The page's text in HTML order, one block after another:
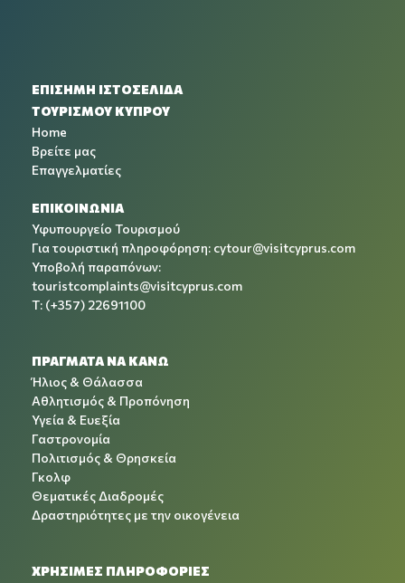
ΕΠΙΣΗΜΗ ΙΣΤΟΣΕΛΙΔΑ
ΤΟΥΡΙΣΜΟΥ ΚΥΠΡΟΥ
Home
Βρείτε μας
Επαγγελματίες
ΕΠΙΚΟΙΝΩΝΙΑ
Υφυπουργείο Τουρισμού
Για τουριστική πληροφόρηση: cytour@visitcyprus.com
Υποβολή παραπόνων:
touristcomplaints@visitcyprus.com
T: (+357) 22691100
ΠΡΑΓΜΑΤΑ ΝΑ ΚΑΝΩ
Ήλιος & Θάλασσα
Αθλητισμός & Προπόνηση
Υγεία & Ευεξία
Γαστρονομία
Πολιτισμός & Θρησκεία
Γκολφ
Θεματικές Διαδρομές
Δραστηριότητες με την οικογένεια
ΧΡΉΣΙΜΕΣ ΠΛΗΡΟΦΟΡΊΕΣ